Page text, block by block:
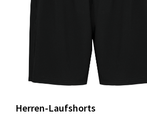
Herren-Laufshorts